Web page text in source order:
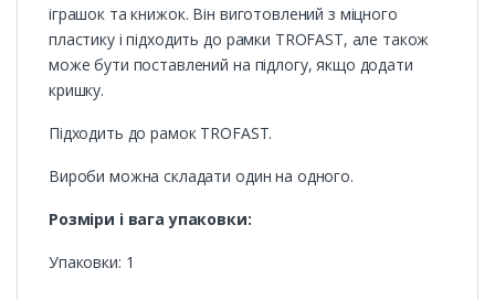
іграшок та книжок. Він виготовлений з міцного
пластику і підходить до рамки TROFAST, але також
може бути поставлений на підлогу, якщо додати
кришку.
Підходить до рамок TROFAST.
Вироби можна складати один на одного.
Розміри і вага упаковки:
Упаковки: 1